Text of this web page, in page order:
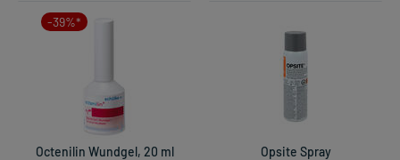
-39%*
Octenilin Wundgel, 20 ml
Opsite Spray